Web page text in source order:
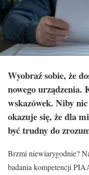
Wyobraź sobie, że
nowego
wskazówek. Niby
okazuje się, że dla
być trudny do
Brzmi niewiarygodnie?
badania kompetencji